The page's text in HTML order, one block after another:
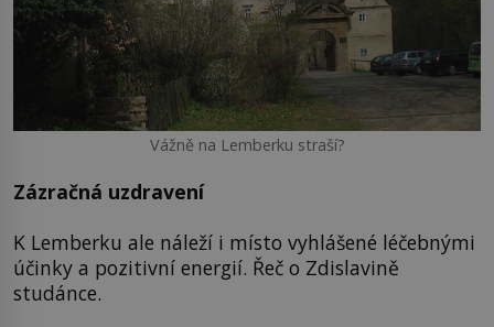
Vážně na Lemberku straší?
Zázračná uzdravení
K Lemberku ale náleží i místo vyhlášené léčebnými
účinky a pozitivní energií. Řeč o Zdislavině
studánce.